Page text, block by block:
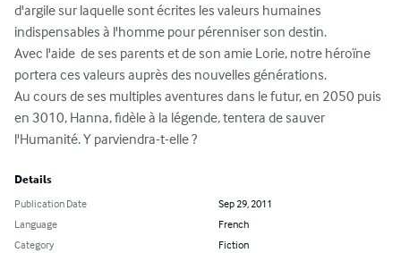
d'argile sur laquelle sont écrites les valeurs humaines
indispensables à l'homme pour pérenniser son destin.
Avec l'aide  de ses parents et de son amie Lorie, notre héroïne
portera ces valeurs auprès des nouvelles générations.
Au cours de ses multiples aventures dans le futur, en 2050 puis
en 3010, Hanna, fidèle à la légende, tentera de sauver
l'Humanité. Y parviendra-t-elle ?
Details
Publication Date
Sep 29, 2011
Language
French
Category
Fiction